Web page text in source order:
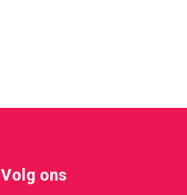
Volg ons